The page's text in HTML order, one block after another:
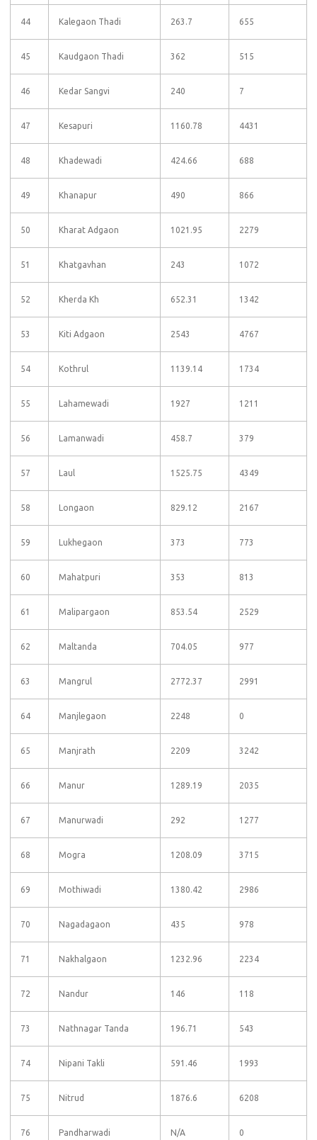
44 Kalegaon Thadi 263.7 655
45 Kaudgaon Thadi 362 515
46 Kedar Sangvi 240 7
47 Kesapuri 1160.78 4431
48 Khadewadi 424.66 688
49 Khanapur 490 866
50 Kharat Adgaon 1021.95 2279
51 Khatgavhan 243 1072
52 Kherda Kh 652.31 1342
53 Kiti Adgaon 2543 4767
54 Kothrul 1139.14 1734
55 Lahamewadi 1927 1211
56 Lamanwadi 458.7 379
57 Laul 1525.75 4349
58 Longaon 829.12 2167
59 Lukhegaon 373 773
60 Mahatpuri 353 813
61 Malipargaon 853.54 2529
62 Maltanda 704.05 977
63 Mangrul 2772.37 2991
64 Manjlegaon 2248 0
65 Manjrath 2209 3242
66 Manur 1289.19 2035
67 Manurwadi 292 1277
68 Mogra 1208.09 3715
69 Mothiwadi 1380.42 2986
70 Nagadagaon 435 978
71 Nakhalgaon 1232.96 2234
72 Nandur 146 118
73 Nathnagar Tanda 196.71 543
74 Nipani Takli 591.46 1993
75 Nitrud 1876.6 6208
76 Pandharwadi N/A 0